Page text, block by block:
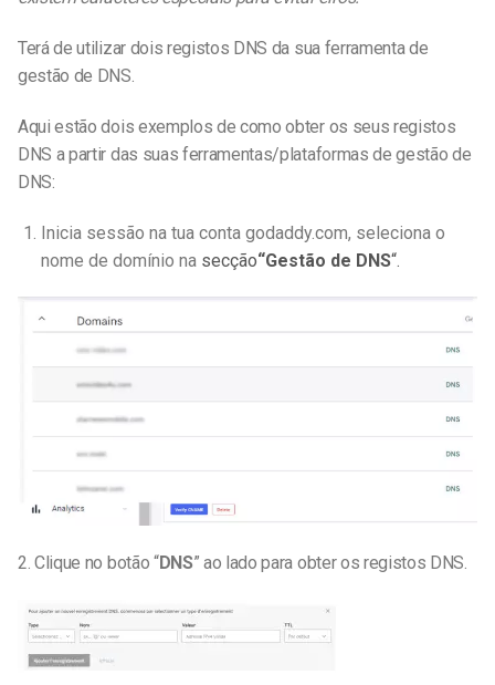
Terá de utilizar dois registos DNS da sua ferramenta de
gestão de DNS.
Aqui estão dois exemplos de como obter os seus registos
DNS a partir das suas ferramentas/plataformas de gestão de
DNS:
Inicia sessão na tua conta godaddy.com, seleciona o
nome de domínio na secção“Gestão de DNS“.
2. Clique no botão “DNS” ao lado para obter os registos DNS.